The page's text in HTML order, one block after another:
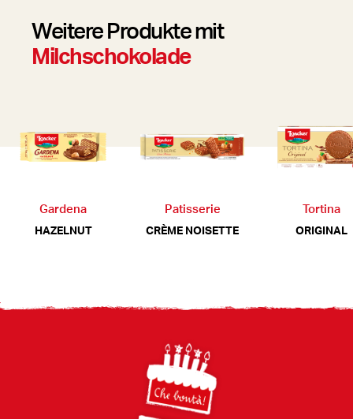
Weitere Produkte mit
Milchschokolade
Gardena
HAZELNUT
Patisserie
CRÈME NOISETTE
Tortina
ORIGINAL